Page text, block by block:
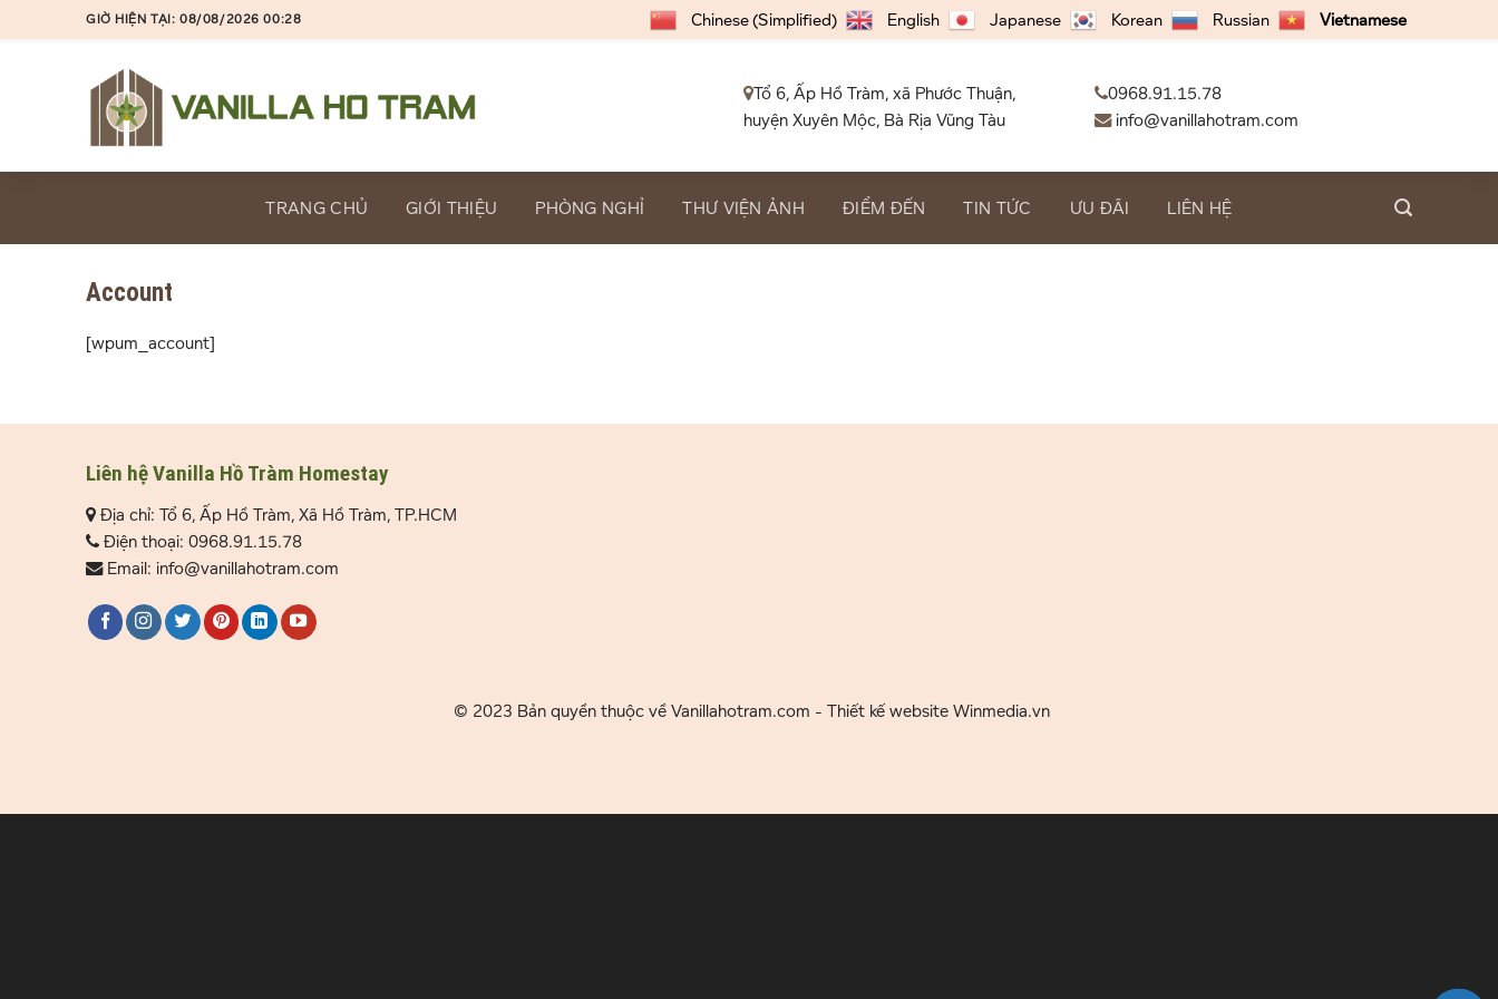
to
GIỜ HIỆN TẠI: 08/08/2026 00:28 Chinese (Simplified) English Japanese Korean Russian Vietnamese
Tổ 6, Ấp Hồ Tràm, xã Phước Thuận,
huyện Xuyên Mộc, Bà Rịa Vũng Tàu
0968.91.15.78
info@vanillahotram.com
TRANG CHỦ GIỚI THIỆU PHÒNG NGHỈ THƯ VIỆN ẢNH ĐIỂM ĐẾN TIN TỨC ƯU ĐÃI LIÊN HỆ
Account
[wpum_account]
Liên hệ Vanilla Hồ Tràm Homestay
Địa chỉ: Tổ 6, Ấp Hồ Tràm, Xã Hồ Tràm, TP.HCM
Điện thoại: 0968.91.15.78
Email: info@vanillahotram.com
© 2023 Bản quyền thuộc về Vanillahotram.com - Thiết kế website Winmedia.vn